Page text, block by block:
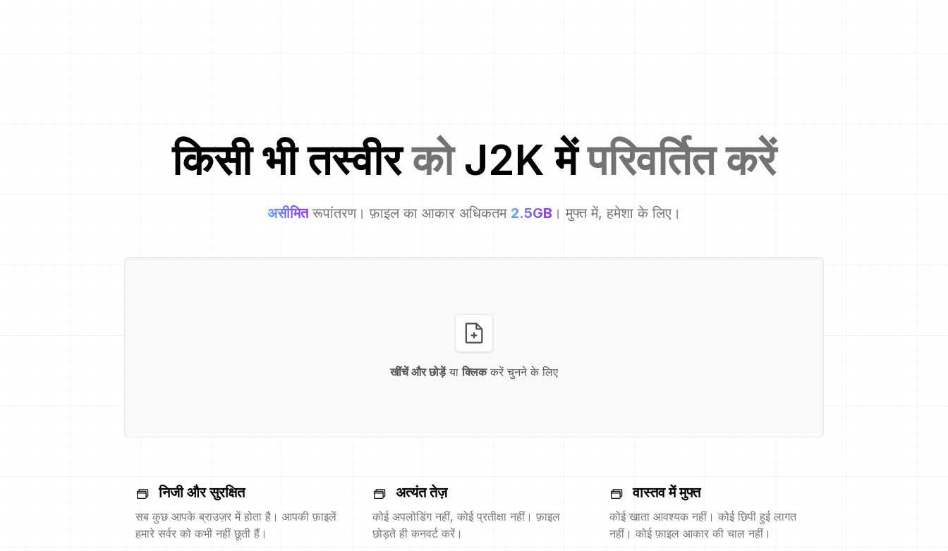
किसी भी तस्वीरको J2K मेंपरिवर्तित करें
असीमित रूपांतरण। फ़ाइल का आकार अधिकतम 2.5GB । मुफ्त में, हमेशा के लिए।
खींचें और छोड़ेंया क्लिककरें चुनने के लिए
निजी और सुरक्षित
सब कुछ आपके ब्राउज़र में होता है। आपकी फ़ाइलें
हमारे सर्वर को कभी नहीं छूती हैं।
अत्यंत तेज़
कोई अपलोडिंग नहीं, कोई प्रतीक्षा नहीं। फ़ाइल
छोड़ते ही कनवर्ट करें।
वास्तव में मुफ्त
कोई खाता आवश्यक नहीं। कोई छिपी हुई लागत
नहीं। कोई फ़ाइल आकार की चाल नहीं।